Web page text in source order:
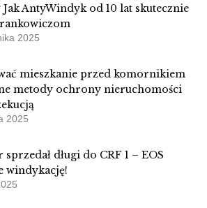
AntyWindyk od 10 lat skutecznie
2025
mieszkanie przed komornikiem
metody ochrony nieruchomości
2025
sprzedał długi do CRF 1 – EOS
windykację!